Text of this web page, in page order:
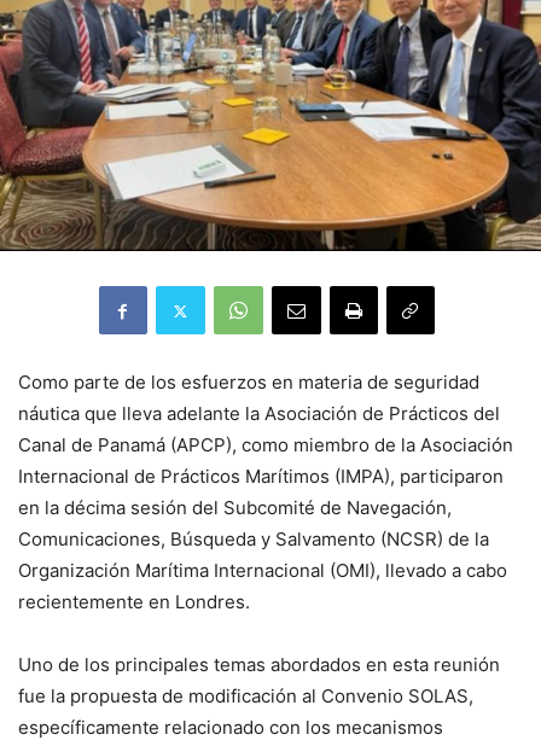
Como parte de los esfuerzos en materia de seguridad
náutica que lleva adelante la Asociación de Prácticos del
Canal de Panamá (APCP), como miembro de la Asociación
Internacional de Prácticos Marítimos (IMPA), participaron
en la décima sesión del Subcomité de Navegación,
Comunicaciones, Búsqueda y Salvamento (NCSR) de la
Organización Marítima Internacional (OMI), llevado a cabo
recientemente en Londres.
Uno de los principales temas abordados en esta reunión
fue la propuesta de modificación al Convenio SOLAS,
específicamente relacionado con los mecanismos